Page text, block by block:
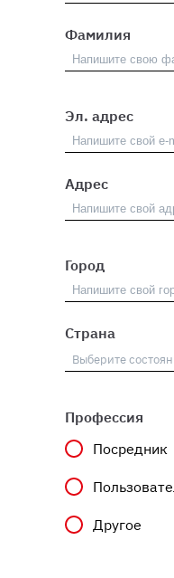
Фамилия
Эл. адрес
Адрес
Город
Страна
Профессия
Посредник
Другое